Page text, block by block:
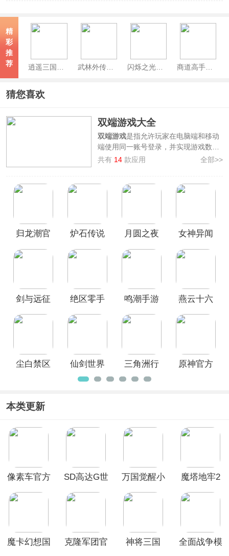
精
彩
推
荐
逍遥三国手游官方最新版 武林外传手游官方版 闪烁之光官服 商道高手官方版
猜您喜欢
双端游戏大全
双端游戏是指允许玩家在电脑端和移动
端使用同一账号登录，并实现游戏数据
互通的游戏，该类型的游戏打破了设备
游戏体验，还满足了不同场景下的游戏
3322软件站为各位网友收集并整理了
端游戏大全 ，其中包含如
原神、燕云十
动、鸣潮等热门的双端互通游戏，玩家
共有 14 款应用 全部>>
归龙潮官
炉石传说
月圆之夜
女神异闻
影手机版
剑与远征
绝区零手
鸣潮手游
燕云十六
尘白禁区
仙剑世界
官方正版
三角洲行
动手游
原神官方
本类更新
像素车官方
(Blocky
SD高达G世
万国觉醒小
魔塔地牢2
魔卡幻想国
克隆军团官
神将三国
全面战争模